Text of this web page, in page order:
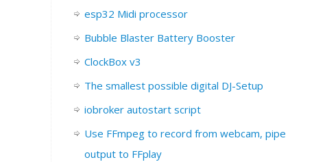
esp32 Midi processor
Bubble Blaster Battery Booster
ClockBox v3
The smallest possible digital DJ-Setup
iobroker autostart script
Use FFmpeg to record from webcam, pipe
output to FFplay